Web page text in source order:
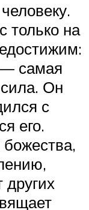
только на
— самая
Он
с
его.
других